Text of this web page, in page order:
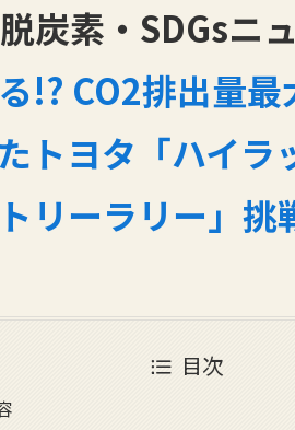
炭素・SDGsニ
!? CO2排出量
トヨタ「ハイラ
リーラリー」挑
目次